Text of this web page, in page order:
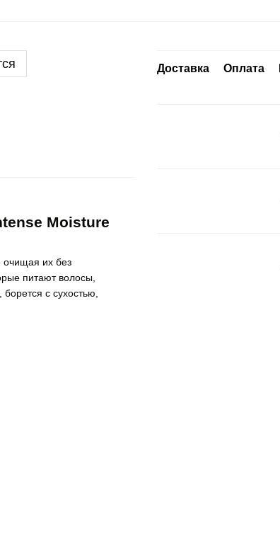
Доставка Оплата
Moisture
очищая их без
питают волосы,
с сухостью,